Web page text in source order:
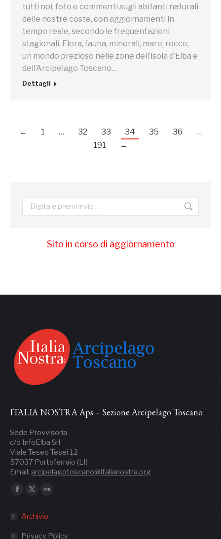
tutti noi, foto e commenti sugli abitanti naturali
delle nostre coste, con aggiornamenti in
tempo reale, secondo le frequentazioni
stagionali. Flora, fauna, minerali, mare, rocce,
un mondo prezioso nelle zone dell’isola d’Elba e
dell’Arcipelago Toscano…
Dettagli
← 1 … 32 33 34 35 36
…
191
→
Cerca:
Sito in corso di aggiornamento
ITALIA NOSTRA Aps – Sezione Arcipelago Toscano
Sede Provvisoria
c/o InfoElba Srl
Viale Teseo Tesei 12
57037 Portoferraio (LI)
Email: arcipelagotoscano@italianostra.org
Ci puoi trovare su:
Facebook
opens
in
X
opens
in
opens
in
Archivio
Privacy Policy